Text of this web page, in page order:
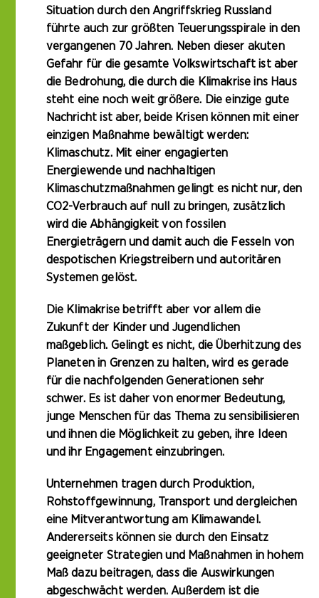
Situation durch den Angriffskrieg Russland
führte auch zur größten Teuerungsspirale in den
vergangenen 70 Jahren. Neben dieser akuten
Gefahr für die gesamte Volkswirtschaft ist aber
die Bedrohung, die durch die Klimakrise ins Haus
steht eine noch weit größere. Die einzige gute
Nachricht ist aber, beide Krisen können mit einer
einzigen Maßnahme bewältigt werden:
Klimaschutz. Mit einer engagierten
Energiewende und nachhaltigen
Klimaschutzmaßnahmen gelingt es nicht nur, den
CO2-Verbrauch auf null zu bringen, zusätzlich
wird die Abhängigkeit von fossilen
Energieträgern und damit auch die Fesseln von
despotischen Kriegstreibern und autoritären
Systemen gelöst.
Die Klimakrise betrifft aber vor allem die
Zukunft der Kinder und Jugendlichen
maßgeblich. Gelingt es nicht, die Überhitzung des
Planeten in Grenzen zu halten, wird es gerade
für die nachfolgenden Generationen sehr
schwer. Es ist daher von enormer Bedeutung,
junge Menschen für das Thema zu sensibilisieren
und ihnen die Möglichkeit zu geben, ihre Ideen
und ihr Engagement einzubringen.
Unternehmen tragen durch Produktion,
Rohstoffgewinnung, Transport und dergleichen
eine Mitverantwortung am Klimawandel.
Andererseits können sie durch den Einsatz
geeigneter Strategien und Maßnahmen in hohem
Maß dazu beitragen, dass die Auswirkungen
abgeschwächt werden. Außerdem ist die